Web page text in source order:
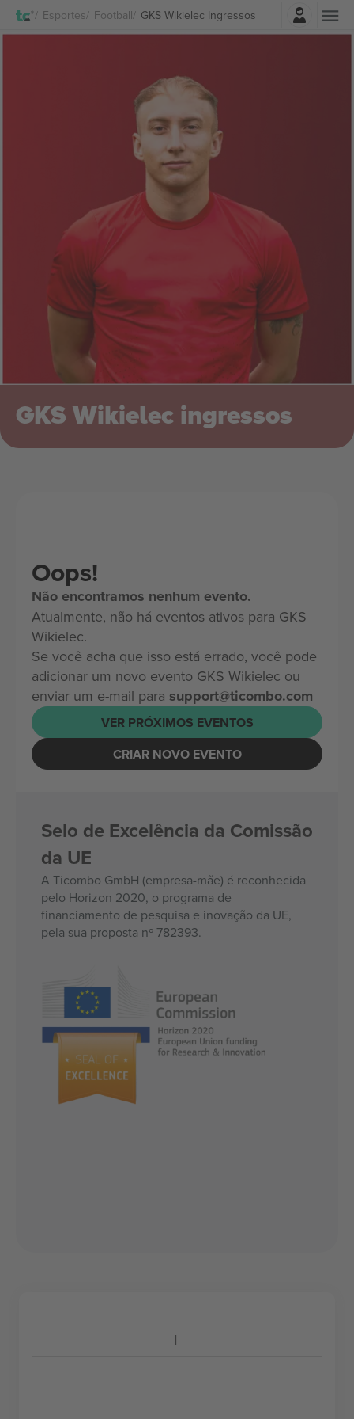
Esportes Football GKS Wikielec Ingressos
Entrar
GKS Wikielec ingressos
Oops!
Não encontramos nenhum evento.
Atualmente, não há eventos ativos para GKS
Wikielec.
Se você acha que isso está errado, você pode
adicionar um novo evento GKS Wikielec ou
enviar um e-mail para support@ticombo.com
VER PRÓXIMOS EVENTOS
CRIAR NOVO EVENTO
Selo de Excelência da Comissão
da UE
A Ticombo GmbH (empresa-mãe) é reconhecida
pelo Horizon 2020, o programa de
financiamento de pesquisa e inovação da UE,
pela sua proposta nº 782393.